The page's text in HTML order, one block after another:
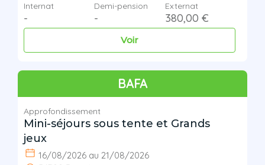
Internat
-
Demi-pension
-
Externat
380,00 €
Voir
BAFA
Approfondissement
Mini-séjours sous tente et Grands
jeux
16/08/2026 au 21/08/2026